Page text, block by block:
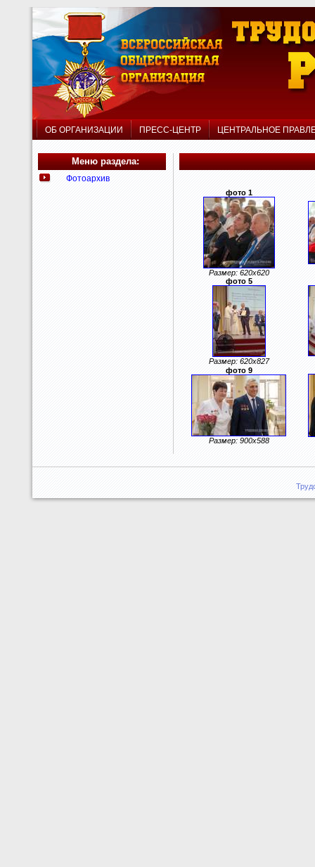
ОБ ОРГАНИЗАЦИИ ПРЕСС-ЦЕНТР ЦЕНТРАЛЬНОЕ
Меню раздела:
Фотоархив
фото 1
Размер: 620x620
фото 5
Размер: 620x827
фото 9
Размер: 900x588